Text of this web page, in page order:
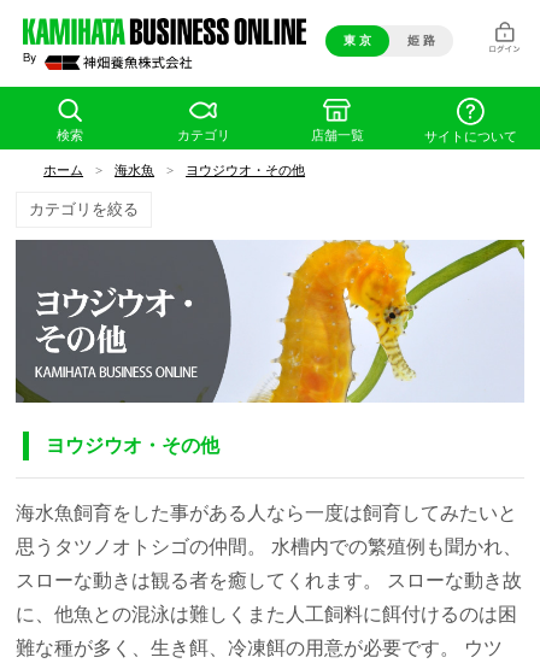
東 京 姫 路
検索 カテゴリ 店舗一覧 サイトについて
ホーム > 海水魚 > ヨウジウオ・その他
カテゴリを絞る
ヨウジウオ・その他
海水魚飼育をした事がある人なら一度は飼育してみたいと
思うタツノオトシゴの仲間。 水槽内での繁殖例も聞かれ、
スローな動きは観る者を癒してくれます。 スローな動き故
に、他魚との混泳は難しくまた人工飼料に餌付けるのは困
難な種が多く、生き餌、冷凍餌の用意が必要です。 ウツ